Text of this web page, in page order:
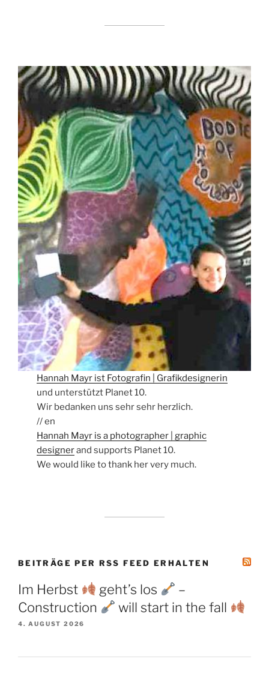
Hannah Mayr ist Fotografin | Grafikdesignerin
und unterstützt Planet 10.
Wir bedanken uns sehr sehr herzlich.
// en
Hannah Mayr is a photographer | graphic
designerand supports Planet 10.
We would like to thank her very much.
BEITRÄGE PER RSS FEED ERHALTEN
Im Herbst geht’s los
–
Construction
will start in the fall
4. AUGUST 2026